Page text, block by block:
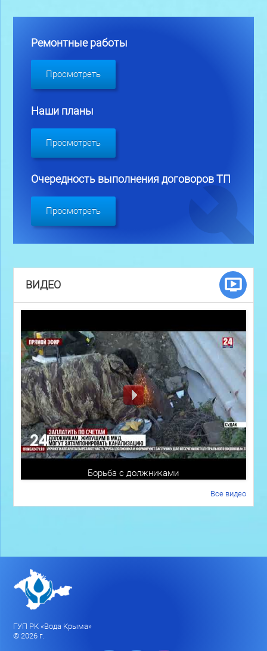
Ремонтные работы
Просмотреть
Наши планы
Просмотреть
Очередность выполнения договоров ТП
Просмотреть
ВИДЕО
Борьба с должниками
Все видео
ГУП РК «Вода Крыма»
© 2026 г.